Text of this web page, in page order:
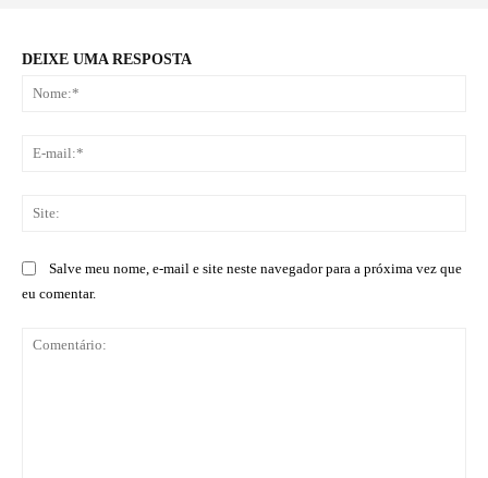
DEIXE UMA RESPOSTA
Salve meu nome, e-mail e site neste navegador para a próxima vez que
eu comentar.